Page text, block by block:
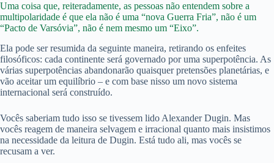
Uma coisa que, reiteradamente, as pessoas não entendem sobre a
multipolaridade é que ela não é uma “nova Guerra Fria”, não é um
“Pacto de Varsóvia”, não é nem mesmo um “Eixo”.
Ela pode ser resumida da seguinte maneira, retirando os enfeites
filosóficos: cada continente será governado por uma superpotência. As
várias superpotências abandonarão quaisquer pretensões planetárias, e
vão aceitar um equilíbrio – e com base nisso um novo sistema
internacional será construído.
Vocês saberiam tudo isso se tivessem lido Alexander Dugin. Mas
vocês reagem de maneira selvagem e irracional quanto mais insistimos
na necessidade da leitura de Dugin. Está tudo ali, mas vocês se
recusam a ver.